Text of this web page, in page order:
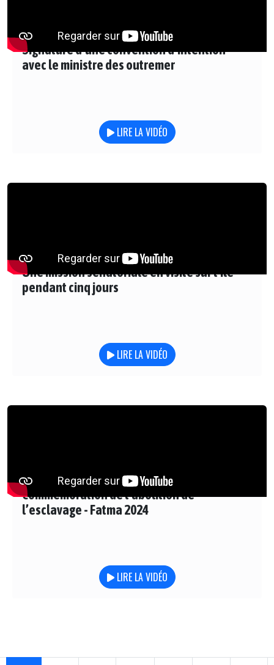
Signature d’une convention d’intention
avec le ministre des outremer
LIRE LA VIDÉO
Une mission sénatoriale en visite sur l’île
pendant cinq jours
LIRE LA VIDÉO
Commémoration de l’abolition de
l’esclavage - Fatma 2024
LIRE LA VIDÉO